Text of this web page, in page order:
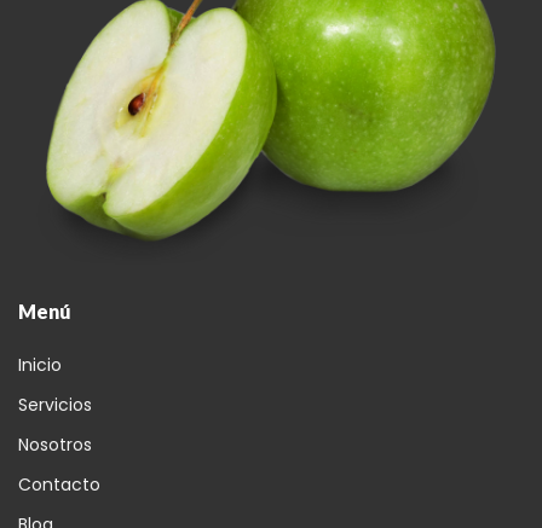
Menú
Inicio
Servicios
Nosotros
Contacto